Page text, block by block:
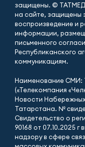
защищены. ©
на сайте, защищены
воспроизведение и
информации,
письменного
Республиканского
коммуникациям.
Наименование СМИ:
(«Телекомпания
Новости
Татарстана. №
Свидетельство о
90168 от 07.10.2025
надзору в сфере